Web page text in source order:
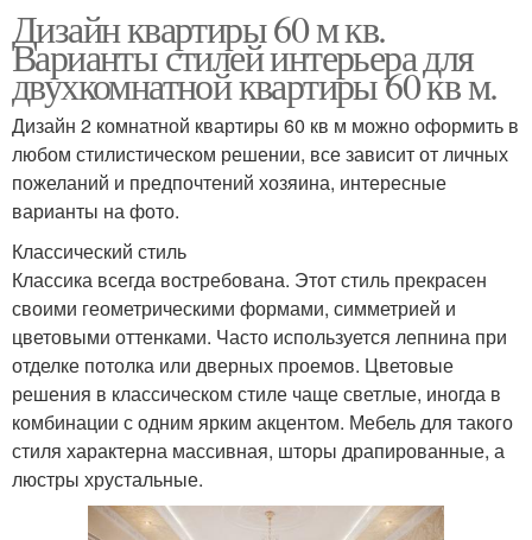
Дизайн квартиры 60 м кв.
Варианты стилей интерьера для
двухкомнатной квартиры 60 кв м.
Дизайн 2 комнатной квартиры 60 кв м можно оформить в
любом стилистическом решении, все зависит от личных
пожеланий и предпочтений хозяина, интересные
варианты на фото.
Классический стиль
Классика всегда востребована. Этот стиль прекрасен
своими геометрическими формами, симметрией и
цветовыми оттенками. Часто используется лепнина при
отделке потолка или дверных проемов. Цветовые
решения в классическом стиле чаще светлые, иногда в
комбинации с одним ярким акцентом. Мебель для такого
стиля характерна массивная, шторы драпированные, а
люстры хрустальные.